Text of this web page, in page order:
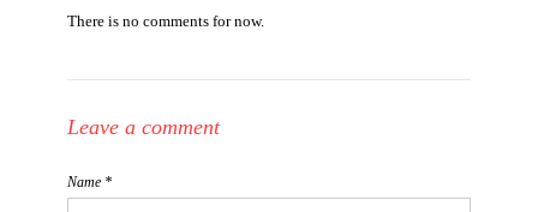
There is no comments for now.
Leave a comment
Name *